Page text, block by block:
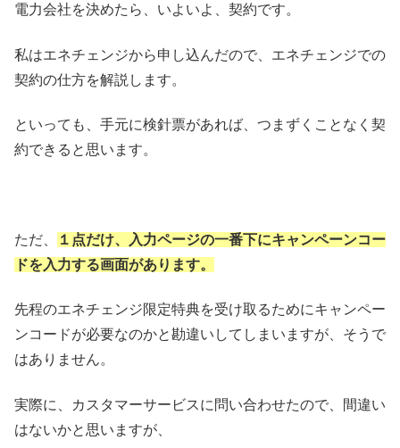
電力会社を決めたら、いよいよ、契約です。
私はエネチェンジから申し込んだので、エネチェンジでの
契約の仕方を解説します。
といっても、手元に検針票があれば、つまずくことなく契
約できると思います。
ただ、
１点だけ、入力ページの一番下にキャンペーンコー
ドを入力する画面があります。
先程のエネチェンジ限定特典を受け取るためにキャンペー
ンコードが必要なのかと勘違いしてしまいますが、そうで
はありません。
実際に、カスタマーサービスに問い合わせたので、間違い
はないかと思いますが、